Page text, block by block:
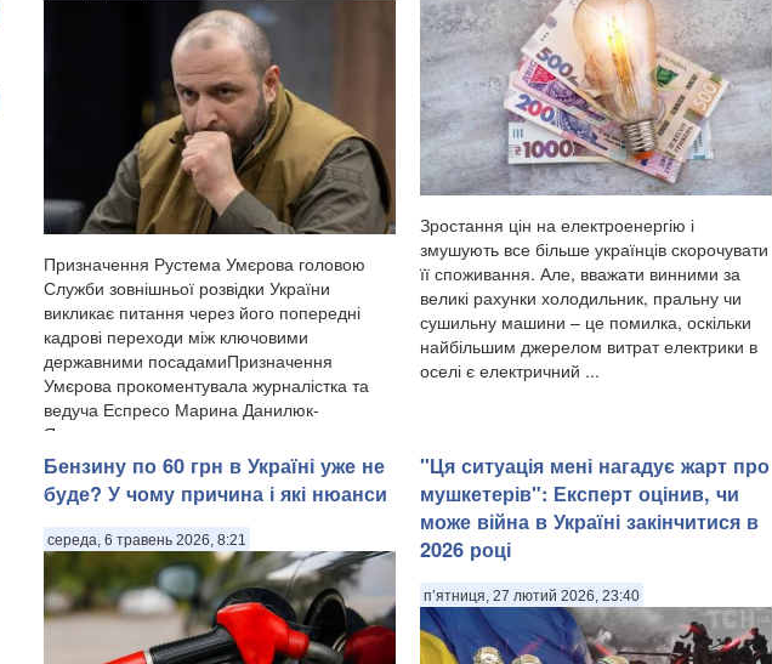
Призначення Рустема Умєрова головою
Служби зовнішньої розвідки України
викликає питання через його попередні
кадрові переходи між ключовими
державними посадамиПризначення
Умєрова прокоментувала журналістка та
ведуча Еспресо Марина Данилюк-
Ярмолаєва у п...
Зростання цін на електроенергію і
змушують все більше українців скорочувати
її споживання. Але, вважати винними за
великі рахунки холодильник, пральну чи
сушильну машини – це помилка, оскільки
найбільшим джерелом витрат електрики в
оселі є електричний ...
Бензину по 60 грн в Україні уже не
буде? У чому причина і які нюанси
середа, 6 травень 2026, 8:21
"Ця ситуація мені нагадує жарт про
мушкетерів": Експерт оцінив, чи
може війна в Україні закінчитися в
2026 році
п’ятниця, 27 лютий 2026, 23:40